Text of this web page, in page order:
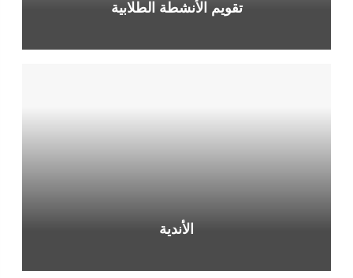
تقويم الأنشطة الطلابية
الأندية